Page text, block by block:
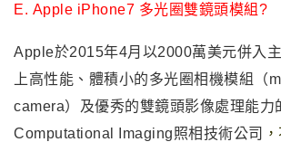
E. Apple iPhone7 多光圈雙鏡頭模組?
Apple於2015年4月以2000萬美元併入
上高性能、體積小的多光圈相機模組（
camera）及優秀的雙鏡頭影像處理能力
Computational Imaging照相技術公司